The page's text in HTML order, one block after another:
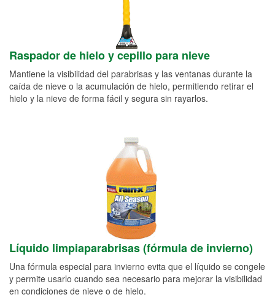
Raspador de hielo y cepillo para nieve
Mantiene la visibilidad del parabrisas y las ventanas durante la
caída de nieve o la acumulación de hielo, permitiendo retirar el
hielo y la nieve de forma fácil y segura sin rayarlos.
Líquido limpiaparabrisas (fórmula de invierno)
Una fórmula especial para invierno evita que el líquido se congele
y permite usarlo cuando sea necesario para mejorar la visibilidad
en condiciones de nieve o de hielo.